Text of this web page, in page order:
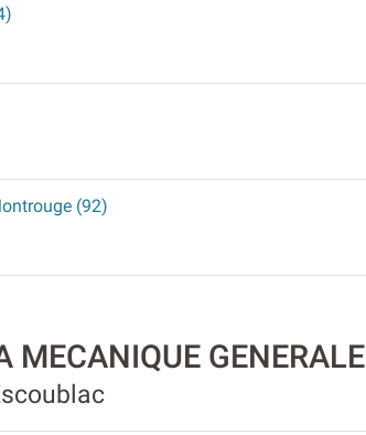
(92)
GENERALE